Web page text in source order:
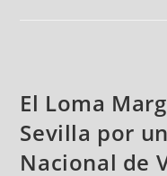
El Loma
Sevilla por
Nacional de